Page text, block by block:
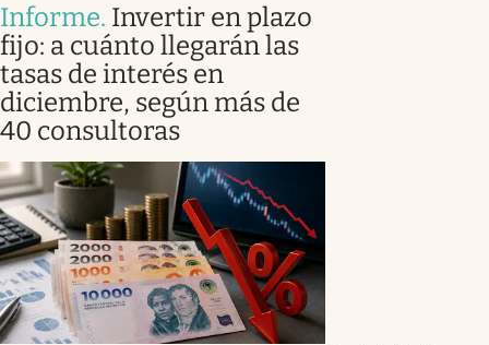
Informe. Invertir en plazo
fijo: a cuánto llegarán las
tasas de interés en
diciembre, según más de
40 consultoras